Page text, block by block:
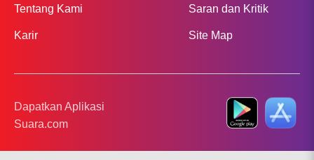
Tentang Kami
Karir
Saran dan Kritik
Site Map
Dapatkan Aplikasi
Suara.com